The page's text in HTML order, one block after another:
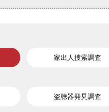
家出人捜索調査
盗聴器発見調査